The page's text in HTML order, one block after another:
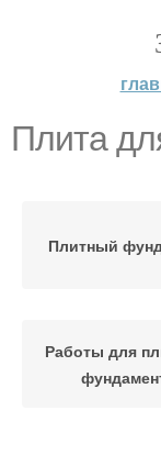
Плита
Плитный
Работы для